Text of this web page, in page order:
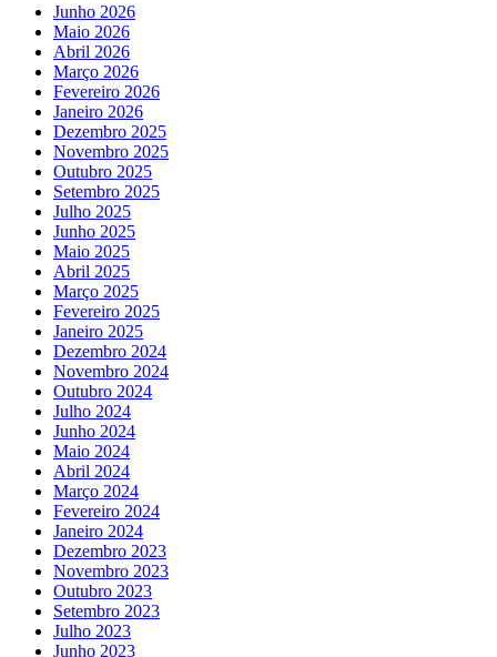
Junho 2026
Maio 2026
Abril 2026
Março 2026
Fevereiro 2026
Janeiro 2026
Dezembro 2025
Novembro 2025
Outubro 2025
Setembro 2025
Julho 2025
Junho 2025
Maio 2025
Abril 2025
Março 2025
Fevereiro 2025
Janeiro 2025
Dezembro 2024
Novembro 2024
Outubro 2024
Julho 2024
Junho 2024
Maio 2024
Abril 2024
Março 2024
Fevereiro 2024
Janeiro 2024
Dezembro 2023
Novembro 2023
Outubro 2023
Setembro 2023
Julho 2023
Junho 2023